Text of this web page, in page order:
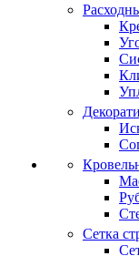
Сетка